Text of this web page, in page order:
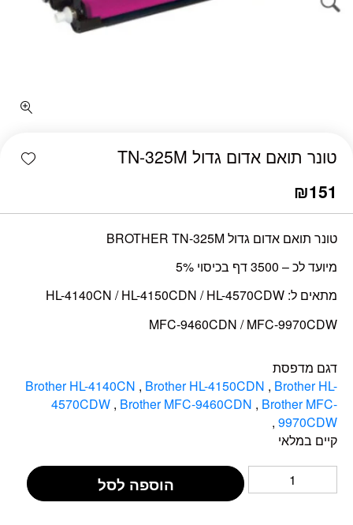
טונר תואם אדום גדול TN-325M
₪151
טונר תואם אדום גדול BROTHER TN-325M
מיועד לכ – 3500 דף בכיסוי 5%
מתאים ל: HL-4140CN / HL-4150CDN / HL-4570CDW
MFC-9460CDN / MFC-9970CDW
דגם מדפסת
Brother HL-4140CN , Brother HL-4150CDN , Brother HL-
4570CDW , Brother MFC-9460CDN , Brother MFC-
9970CDW
,
קיים במלאי
הוספה לסל